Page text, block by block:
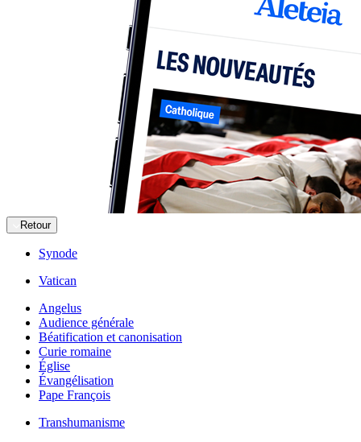
Retour
Synode
Vatican
Angelus
Audience générale
Béatification et canonisation
Curie romaine
Église
Évangélisation
Pape François
Transhumanisme